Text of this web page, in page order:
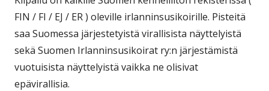
FIN / FI / EJ / ER ) oleville irlanninsusikoirille. Pisteitä
saa Suomessa järjestetyistä virallisista näyttelyistä
sekä Suomen Irlanninsusikoirat ry:n järjestämistä
vuotuisista näyttelyistä vaikka ne olisivat
epävirallisia.